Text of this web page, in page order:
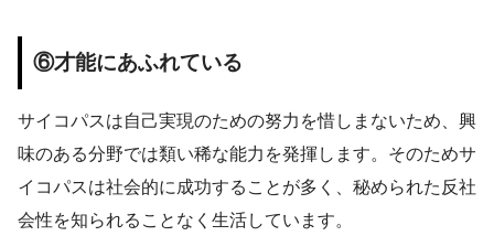
⑥才能にあふれている
サイコパスは自己実現のための努力を惜しまないため、興
味のある分野では類い稀な能力を発揮します。そのためサ
イコパスは社会的に成功することが多く、秘められた反社
会性を知られることなく生活しています。